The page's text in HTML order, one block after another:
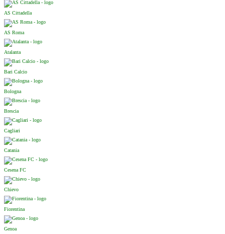
AS Cittadella
AS Roma
Atalanta
Bari Calcio
Bologna
Brescia
Cagliari
Catania
Cesena FC
Chievo
Fiorentina
Genoa